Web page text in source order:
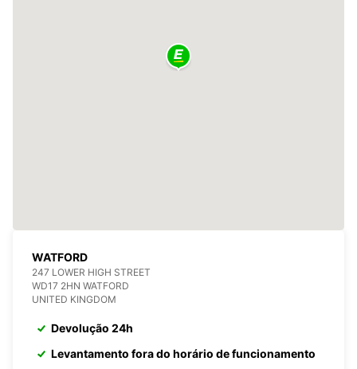
WATFORD
247 LOWER HIGH STREET
WD17 2HN WATFORD
UNITED KINGDOM
Devolução 24h
Levantamento fora do horário de funcionamento